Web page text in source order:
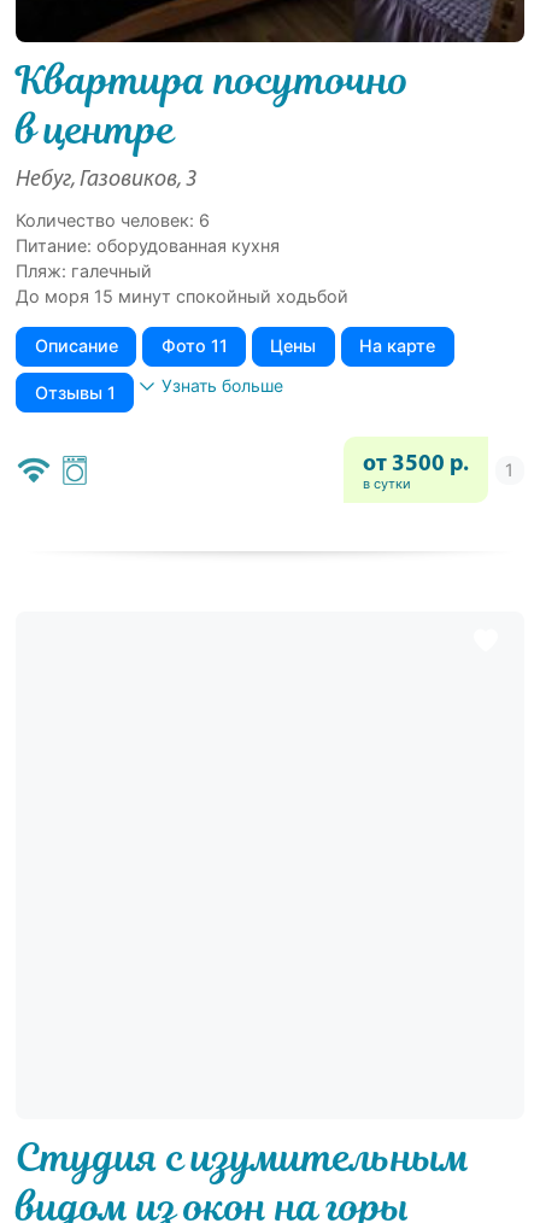
Квартира посуточно
в центре
Небуг, Газовиков, 3
Количество человек: 6
Питание: оборудованная кухня
Пляж: галечный
До моря 15 минут спокойный ходьбой
Описание Фото 11 Цены На карте
Отзывы 1 Узнать больше
от 3500 р.
в сутки
Студия с изумительным
видом из окон на горы